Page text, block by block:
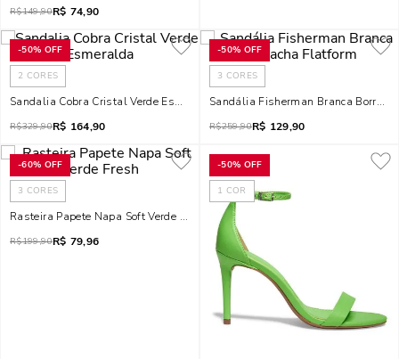
R$149,90R$ 74,90
-50% OFF
2 CORES
Sandalia Cobra Cristal Verde Esmeralda
R$329,90R$ 164,90
-50% OFF
3 CORES
Sandália Fisherman Branca
R$259,90R$ 129,90
-60% OFF
3 CORES
Rasteira Papete Napa Soft Verde Fresh
R$199,90R$ 79,96
-50% OFF
1 COR